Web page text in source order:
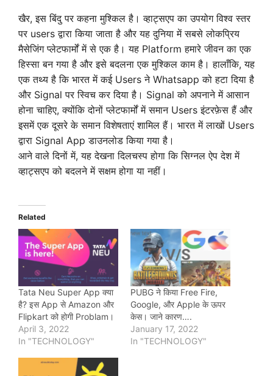
खैर, इस बिंदु पर कहना मुश्किल है। व्हाट्सएप का उपयोग विश्व स्तर
पर users द्वारा किया जाता है और यह दुनिया में सबसे लोकप्रिय
मैसेजिंग प्लेटफार्मों में से एक है। यह Platform हमारे जीवन का एक
हिस्सा बन गया है और इसे बदलना एक मुश्किल काम है। हालाँकि, यह
एक तथ्य है कि भारत में कई Users ने Whatsapp को हटा दिया है
और Signal पर स्विच कर दिया है। Signal को अपनाने में आसान
होना चाहिए, क्योंकि दोनों प्लेटफार्मों में समान Users इंटरफ़ेस हैं और
इसमें एक दूसरे के समान विशेषताएं शामिल हैं। भारत में लाखों Users
द्वारा Signal App डाउनलोड किया गया है।
आने वाले दिनों में, यह देखना दिलचस्प होगा कि सिग्नल ऐप देश में
व्हाट्सएप को बदलने में सक्षम होगा या नहीं।
Related
Tata Neu Super App क्या
है? इस App से Amazon और
Flipkart को होगी Problam।
April 3, 2022
In "TECHNOLOGY"
PUBG ने किया Free Fire,
Google, और Apple के ऊपर
केस। जाने कारण….
January 17, 2022
In "TECHNOLOGY"